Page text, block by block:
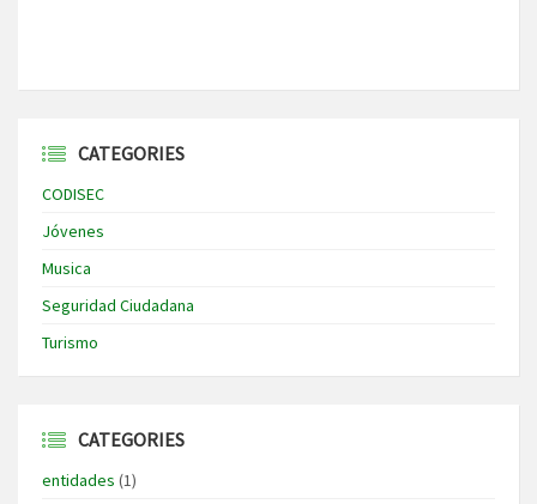
CATEGORIES
CODISEC
Jóvenes
Musica
Seguridad Ciudadana
Turismo
CATEGORIES
entidades (1)